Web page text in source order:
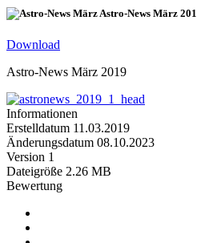
Astro-News März
Download
Astro-News März 2019
Informationen
Erstelldatum 11.03.2019
Änderungsdatum 08.10.2023
Version 1
Dateigröße 2.26 MB
Bewertung